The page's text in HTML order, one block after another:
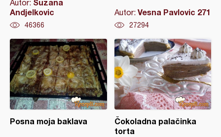
Autor: Suzana
Andjelkovic
46366
Autor: Vesna Pavlovic 271
27294
Posna moja baklava
Čokoladna palačinka
torta